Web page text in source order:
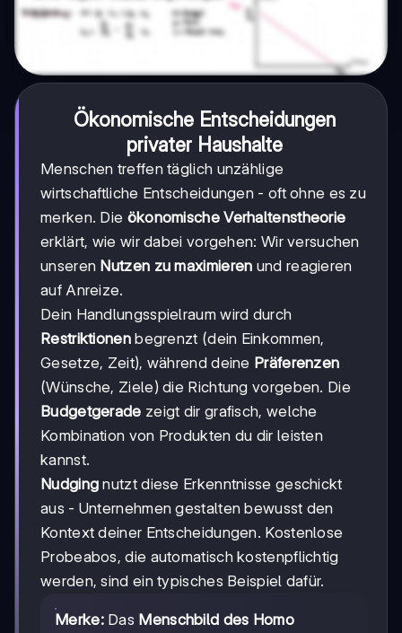
Ökonomische Entscheidungen
privater Haushalte
Menschen treffen täglich unzählige
wirtschaftliche Entscheidungen - oft ohne es zu
merken. Die ökonomische Verhaltenstheorie
erklärt, wie wir dabei vorgehen: Wir versuchen
unseren Nutzen zu maximieren und reagieren
auf Anreize.
Dein Handlungsspielraum wird durch
Restriktionenbegrenzt (dein Einkommen,
Gesetze, Zeit), während deine Präferenzen
(Wünsche, Ziele) die Richtung vorgeben. Die
Budgetgerade zeigt dir grafisch, welche
Kombination von Produkten du dir leisten
kannst.
Nudging nutzt diese Erkenntnisse geschickt
aus - Unternehmen gestalten bewusst den
Kontext deiner Entscheidungen. Kostenlose
Probeabos, die automatisch kostenpflichtig
werden, sind ein typisches Beispiel dafür.
Merke:Das Menschbild des Homo